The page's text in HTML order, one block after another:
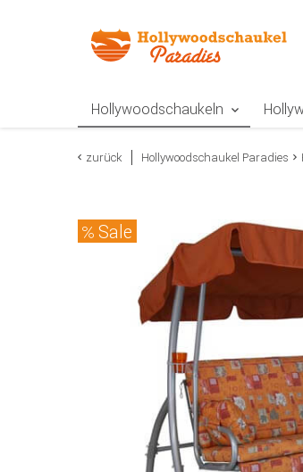
Hollywoodschaukeln
zurück Hollywoodschaukel Paradies
Sale